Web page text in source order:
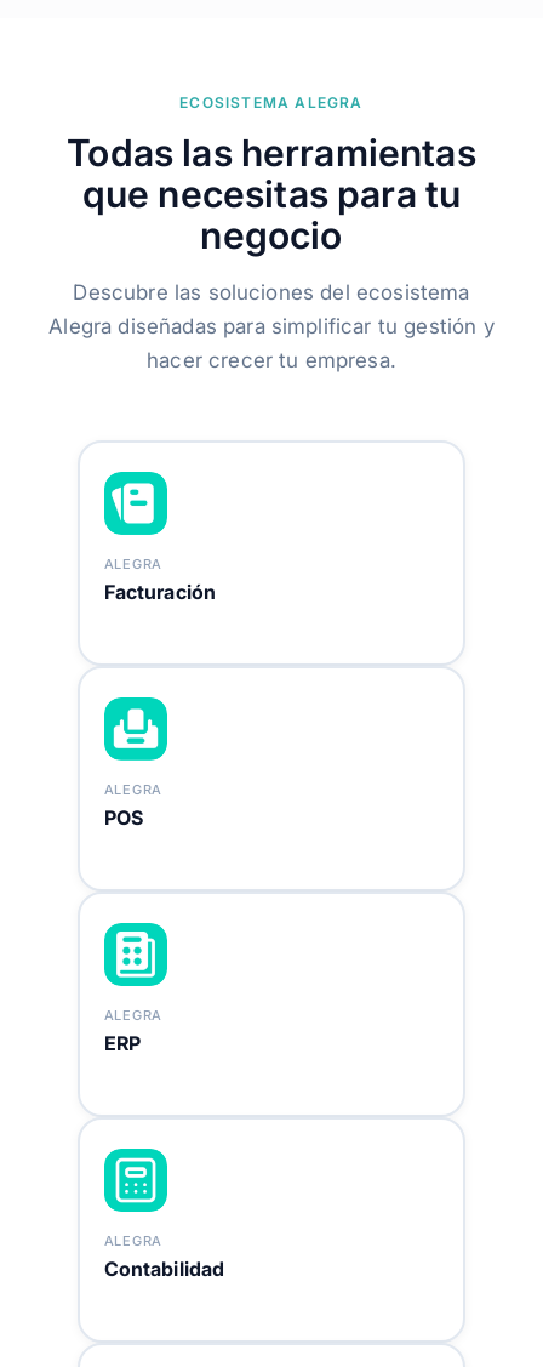
ECOSISTEMA ALEGRA
Todas las herramientas
que necesitas para tu
negocio
Descubre las soluciones del ecosistema
Alegra diseñadas para simplificar tu gestión y
hacer crecer tu empresa.
ALEGRA
Facturación
ALEGRA
POS
ALEGRA
ERP
ALEGRA
Contabilidad